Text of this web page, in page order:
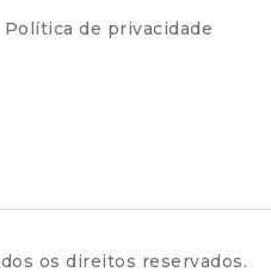
Política de privacidade
os direitos reservados.